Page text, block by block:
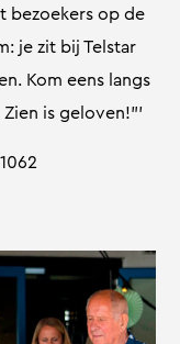
bezoekers op de
je zit bij Telstar
Kom eens langs
is geloven!”’